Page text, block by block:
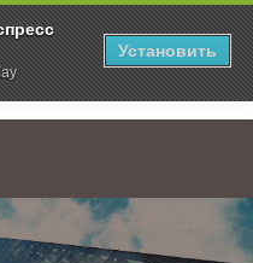
Установить
Выходной в Республике Дагестан